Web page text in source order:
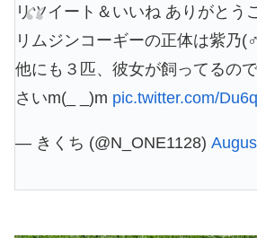
リツイート＆いいね ありがとう
リムジンコーギーの正体は紫乃
他にも３匹、彼女が飼ってるの
さいm(_ _)m pic.twitter.com/
— きくち (@N_ONE1128)